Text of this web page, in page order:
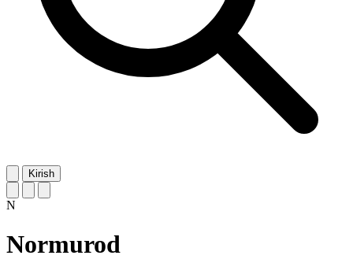
Kirish
N
Normurod